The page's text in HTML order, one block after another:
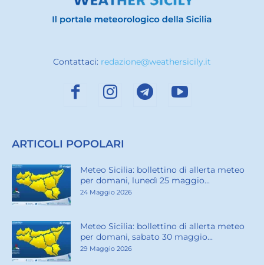
Contattaci: redazione@weathersicily.it
ARTICOLI POPOLARI
Meteo Sicilia: bollettino di allerta meteo
per domani, lunedì 25 maggio...
24 Maggio 2026
Meteo Sicilia: bollettino di allerta meteo
per domani, sabato 30 maggio...
29 Maggio 2026